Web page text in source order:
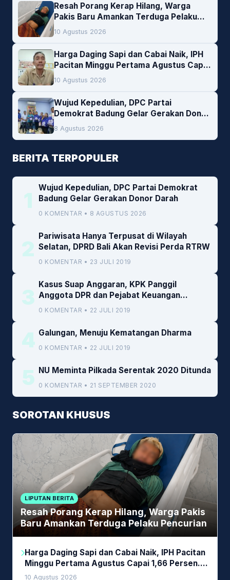
Resah Porang Kerap Hilang, Warga
Pakis Baru Amankan Terduga Pelaku
Pencurian
10 Agustus 2026
Harga Daging Sapi dan Cabai Naik, IPH
Pacitan Minggu Pertama Agustus Capai
1,66 Persen. Ini Penjelasan Kabag Ayub
10 Agustus 2026
Wujud Kepedulian, DPC Partai
Demokrat Badung Gelar Gerakan Donor
Darah
8 Agustus 2026
BERITA TERPOPULER
1
Wujud Kepedulian, DPC Partai Demokrat
Badung Gelar Gerakan Donor Darah
0 KOMENTAR • 8 AGUSTUS 2026
2
Pariwisata Hanya Terpusat di Wilayah
Selatan, DPRD Bali Akan Revisi Perda RTRW
0 KOMENTAR • 23 JULI 2019
3
Kasus Suap Anggaran, KPK Panggil
Anggota DPR dan Pejabat Keuangan
Kemenkeu
0 KOMENTAR • 22 JULI 2019
4 Galungan, Menuju Kematangan Dharma
0 KOMENTAR • 22 JULI 2019
5 NU Meminta Pilkada Serentak 2020 Ditunda
0 KOMENTAR • 21 SEPTEMBER 2020
SOROTAN KHUSUS
LIPUTAN BERITA
Resah Porang Kerap Hilang, Warga Pakis
Baru Amankan Terduga Pelaku Pencurian
Harga Daging Sapi dan Cabai Naik, IPH Pacitan
Minggu Pertama Agustus Capai 1,66 Persen.
Ini Penjelasan Kabag Ayub
10 Agustus 2026